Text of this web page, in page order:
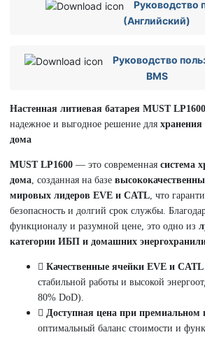
Руководство
(Английский)
Руководство
BMS
Настенная литиевая батарея MUST
надежное и выгодное решение для хранения
дома
MUST LP1600 — это современная система
дома , созданная на базе
мировых лидеров EVE и CATL , что
безопасность и долгий срок службы.
функционалу и разумной цене, это одно из
категории ИБП и домашних
Качественные ячейки EVE и CATL
стабильной работы и высокой
80% DoD).
Доступная цена при премиальном
оптимальный баланс стоимости и